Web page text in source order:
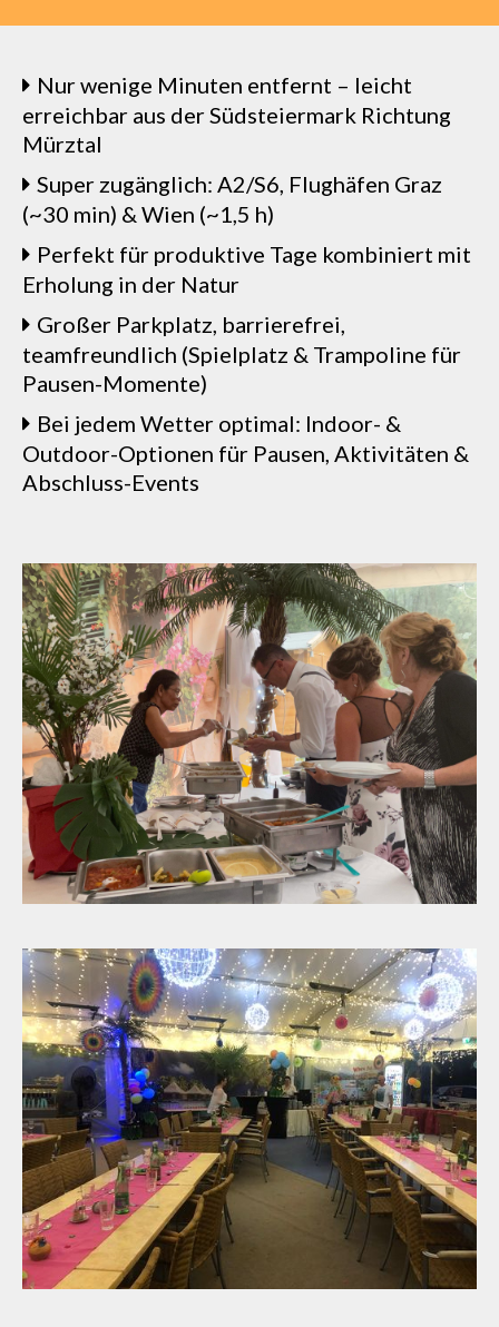
Nur wenige Minuten entfernt – leicht
erreichbar aus der Südsteiermark Richtung
Mürztal
Super zugänglich: A2/S6, Flughäfen Graz
(~30 min) & Wien (~1,5 h)
Perfekt für produktive Tage kombiniert mit
Erholung in der Natur
Großer Parkplatz, barrierefrei,
teamfreundlich (Spielplatz & Trampoline für
Pausen-Momente)
Bei jedem Wetter optimal: Indoor- &
Outdoor-Optionen für Pausen, Aktivitäten &
Abschluss-Events